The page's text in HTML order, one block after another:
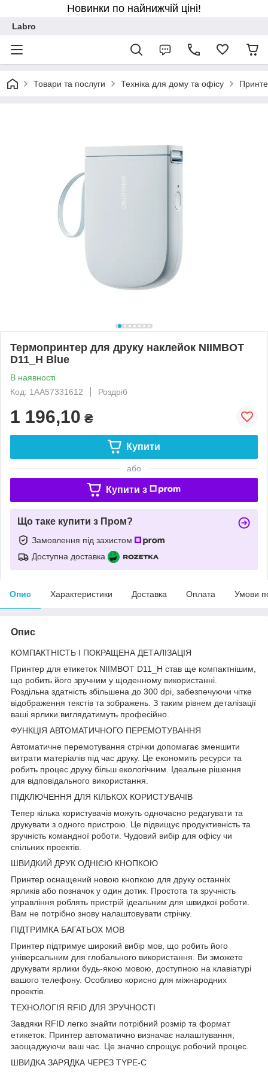
Новинки по найнижчій ціні!
Labro
Товари та послуги Техніка для дому та офісу
Термопринтер для друку наклейок NIIMBOT
D11_H Blue
В наявності
Код: 1AA57331612
Роздріб
1 196,10 ₴
Купити
або
Купити з
Що таке купити з Пром?
Замовлення під захистом
Доступна доставка
Опис Характеристики Доставка Оплата Умови
Опис
КОМПАКТНІСТЬ І ПОКРАЩЕНА ДЕТАЛІЗАЦІЯ
Принтер для етикеток NIIMBOT D11_H став ще компактнішим,
що робить його зручним у щоденному використанні.
Роздільна здатність збільшена до 300 dpi, забезпечуючи чітке
відображення текстів та зображень. З таким рівнем деталізації
ваші ярлики виглядатимуть професійно.
ФУНКЦІЯ АВТОМАТИЧНОГО ПЕРЕМОТУВАННЯ
Автоматичне перемотування стрічки допомагає зменшити
витрати матеріалів під час друку. Це економить ресурси та
робить процес друку більш екологічним. Ідеальне рішення
для відповідального використання.
ПІДКЛЮЧЕННЯ ДЛЯ КІЛЬКОХ КОРИСТУВАЧІВ
Тепер кілька користувачів можуть одночасно редагувати та
друкувати з одного пристрою. Це підвищує продуктивність та
зручність командної роботи. Чудовий вибір для офісу чи
спільних проектів.
ШВИДКИЙ ДРУК ОДНІЄЮ КНОПКОЮ
Принтер оснащений новою кнопкою для друку останніх
ярликів або позначок у один дотик. Простота та зручність
управління роблять пристрій ідеальним для швидкої роботи.
Вам не потрібно знову налаштовувати стрічку.
ПІДТРИМКА БАГАТЬОХ МОВ
Принтер підтримує широкий вибір мов, що робить його
універсальним для глобального використання. Ви зможете
друкувати ярлики будь-якою мовою, доступною на клавіатурі
вашого телефону. Особливо корисно для міжнародних
проектів.
ТЕХНОЛОГІЯ RFID ДЛЯ ЗРУЧНОСТІ
Завдяки RFID легко знайти потрібний розмір та формат
етикеток. Принтер автоматично визначає налаштування,
заощаджуючи ваш час. Це значно спрощує робочий процес.
ШВИДКА ЗАРЯДКА ЧЕРЕЗ TYPE-C